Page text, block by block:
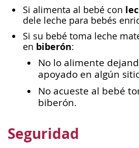
Si alimenta al bebé con
dele leche para bebés
Si su bebé toma leche
en biberón:
No lo alimente
apoyado en algún
No acueste al bebé
biberón.
Seguridad